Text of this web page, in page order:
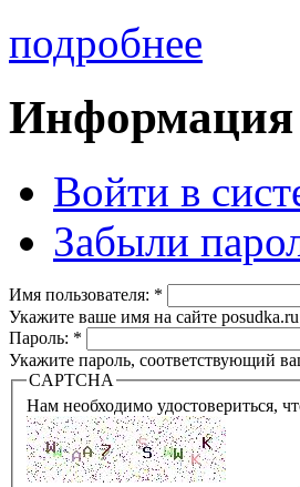
подробнее
Информация
Войти в
Забыли
Имя пользователя: *
Укажите ваше имя на сайте
Пароль: *
Укажите пароль, соответствующий
CAPTCHA
Нам необходимо удостовериться,